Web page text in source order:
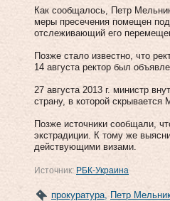
Как сообщалось, Петр
меры пресечения помещен
отслеживающий его
Позже стало известно, что
14 августа ректор был
27 августа 2013 г. министр
страну, в которой скрывается
Позже источники сообщали,
экстрадиции. К тому же
действующими визами.
Источник: РБК-Украина
прокуратура, Петр